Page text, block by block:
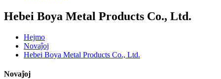
Hebei Boya Metal Products Co., Ltd.
Hejmo
Novaĵoj
Hebei Boya Metal Products Co., Ltd.
Novaĵoj